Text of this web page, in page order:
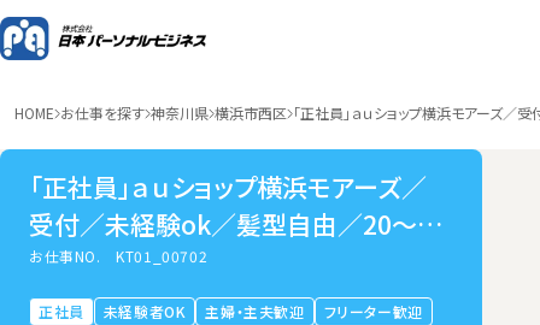
HOME お仕事を探す 神奈川県 横浜市西区 「正社員」ａｕショップ横浜モアーズ
「正社員」ａｕショップ横浜モアーズ／
受付／未経験ok／髪型自由／20～30
代活躍中／横浜市西区
お仕事NO.KT01_00702
正社員 未経験者OK 主婦・主夫歓迎
フリーター歓迎